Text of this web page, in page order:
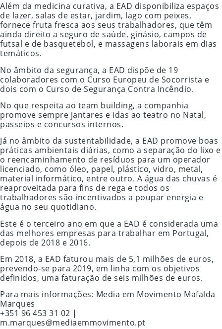
Além da medicina curativa, a EAD disponibiliza espaços
de lazer, salas de estar, jardim, lago com peixes,
fornece fruta fresca aos seus trabalhadores, que têm
ainda direito a seguro de saúde, ginásio, campos de
futsal e de basquetebol, e massagens laborais em dias
temáticos.
No âmbito da segurança, a EAD dispõe de 19
colaboradores com o Curso Europeu de Socorrista e
dois com o Curso de Segurança Contra Incêndio.
No que respeita ao team building, a companhia
promove sempre jantares e idas ao teatro no Natal,
passeios e concursos internos.
Já no âmbito da sustentabilidade, a EAD promove boas
práticas ambientais diárias, como a separação do lixo e
o reencaminhamento de resíduos para um operador
licenciado, como óleo, papel, plástico, vidro, metal,
material informático, entre outro. A água das chuvas é
reaproveitada para fins de rega e todos os
trabalhadores são incentivados a poupar energia e
água no seu quotidiano.
Este é o terceiro ano em que a EAD é considerada uma
das melhores empresas para trabalhar em Portugal,
depois de 2018 e 2016.
Em 2018, a EAD faturou mais de 5,1 milhões de euros,
prevendo-se para 2019, em linha com os objetivos
definidos, uma faturação de seis milhões de euros.
Para mais informações: Media em Movimento Mafalda
Marques
+351 96 453 31 02 |
m.marques@mediaemmovimento.pt